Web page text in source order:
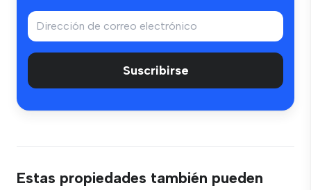
Suscribirse
Estas propiedades también pueden